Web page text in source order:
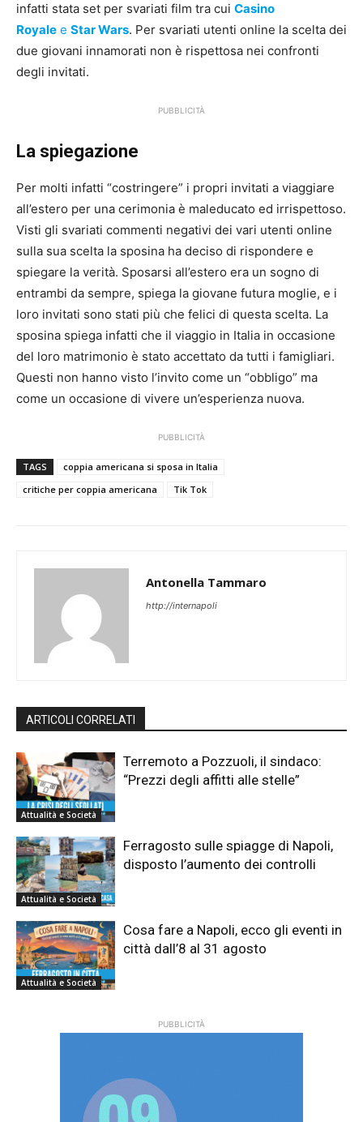
infatti stata set per svariati film tra cui Casino
Royale e Star Wars. Per svariati utenti online la scelta dei
due giovani innamorati non è rispettosa nei confronti
degli invitati.
PUBBLICITÀ
La spiegazione
Per molti infatti “costringere” i propri invitati a viaggiare
all’estero per una cerimonia è maleducato ed irrispettoso.
Visti gli svariati commenti negativi dei vari utenti online
sulla sua scelta la sposina ha deciso di rispondere e
spiegare la verità. Sposarsi all’estero era un sogno di
entrambi da sempre, spiega la giovane futura moglie, e i
loro invitati sono stati più che felici di questa scelta. La
sposina spiega infatti che il viaggio in Italia in occasione
del loro matrimonio è stato accettato da tutti i famigliari.
Questi non hanno visto l’invito come un “obbligo” ma
come un occasione di vivere un’esperienza nuova.
PUBBLICITÀ
TAGS
coppia americana si sposa in Italia
critiche per coppia americana
Tik Tok
Antonella Tammaro
http://internapoli
ARTICOLI CORRELATI
Attualità e Società
Terremoto a Pozzuoli, il sindaco:
“Prezzi degli affitti alle stelle”
Attualità e Società
Ferragosto sulle spiagge di Napoli,
disposto l’aumento dei controlli
Attualità e Società
Cosa fare a Napoli, ecco gli eventi in
città dall’8 al 31 agosto
PUBBLICITÀ